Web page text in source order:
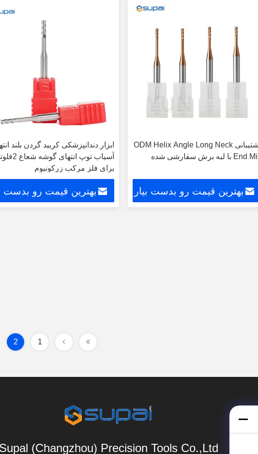
پشتیبانی ODM Helix Angle Long Neck
End Mill با لبه برش سفارشی شده
بهترین قیمت رو بدست بیار
ابزار دندانپزشکی کربید گردن بلند
آسیاب توپ انتهای
برای فلز مرکب زرکونیوم
بهترین قیمت رو بدست
1
2
Supal (Changzhou) Precision Tools Co.,Ltd